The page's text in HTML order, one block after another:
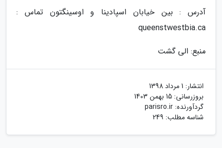
آدرس : بین خیابان اسپادینا و اوسینگتون تماس :
queenstwestbia.ca
منبع: الی گشت
انتشار: 1 مرداد 1398
بروزرسانی: 15 بهمن 1403
گردآورنده: parisro.ir
شناسه مطلب: 249